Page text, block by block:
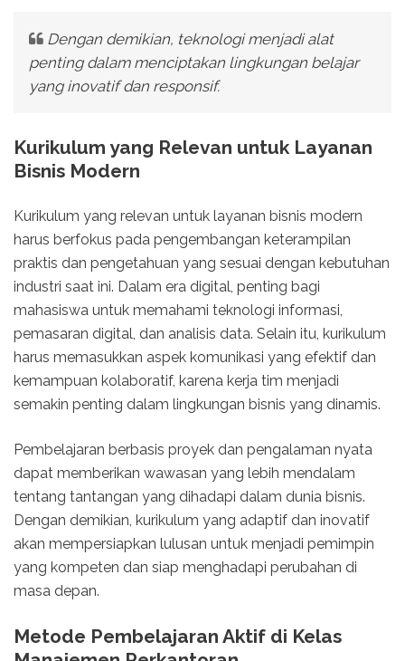
Dengan demikian, teknologi menjadi alat
penting dalam menciptakan lingkungan belajar
yang inovatif dan responsif.
Kurikulum yang Relevan untuk Layanan
Bisnis Modern
Kurikulum yang relevan untuk layanan bisnis modern
harus berfokus pada pengembangan keterampilan
praktis dan pengetahuan yang sesuai dengan kebutuhan
industri saat ini. Dalam era digital, penting bagi
mahasiswa untuk memahami teknologi informasi,
pemasaran digital, dan analisis data. Selain itu, kurikulum
harus memasukkan aspek komunikasi yang efektif dan
kemampuan kolaboratif, karena kerja tim menjadi
semakin penting dalam lingkungan bisnis yang dinamis.
Pembelajaran berbasis proyek dan pengalaman nyata
dapat memberikan wawasan yang lebih mendalam
tentang tantangan yang dihadapi dalam dunia bisnis.
Dengan demikian, kurikulum yang adaptif dan inovatif
akan mempersiapkan lulusan untuk menjadi pemimpin
yang kompeten dan siap menghadapi perubahan di
masa depan.
Metode Pembelajaran Aktif di Kelas